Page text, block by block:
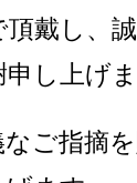
頂戴し、
し上げま
ご指摘